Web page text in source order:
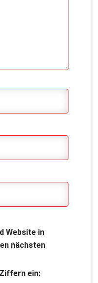
Website in
nächsten
ein: